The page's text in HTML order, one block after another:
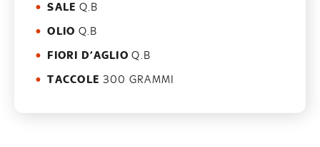
SALE Q.B
OLIO Q.B
FIORI D’AGLIO Q.B
TACCOLE 300 GRAMMI